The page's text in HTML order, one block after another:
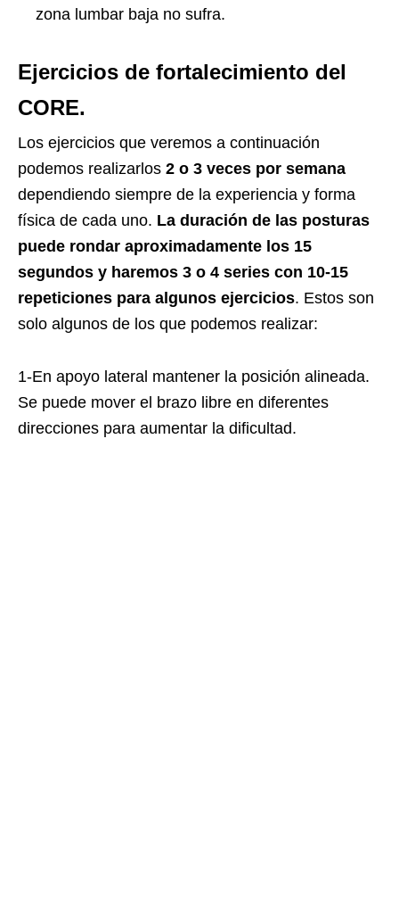
zona lumbar baja no sufra.
Ejercicios de fortalecimiento del
CORE.
Los ejercicios que veremos a continuación
podemos realizarlos 2 o 3 veces por semana
dependiendo siempre de la experiencia y forma
física de cada uno. La duración de las posturas
puede rondar aproximadamente los 15
segundos y haremos 3 o 4 series con 10-15
repeticiones para algunos ejercicios. Estos son
solo algunos de los que podemos realizar:
1-En apoyo lateral mantener la posición alineada.
Se puede mover el brazo libre en diferentes
direcciones para aumentar la dificultad.